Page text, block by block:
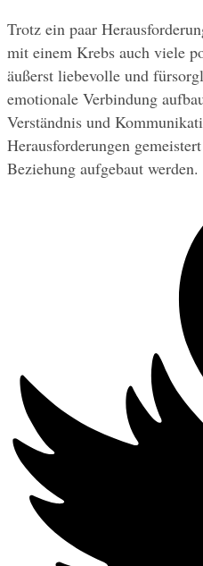
Trotz ein paar
mit einem Krebs auch viele
äußerst liebevolle und
emotionale Verbindung
Verständnis und
Herausforderungen
Beziehung aufgebaut werden.